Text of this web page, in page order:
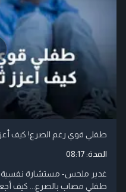
طفلي قوي رغم الصرع! كيف
المدة:08:17
غدير ملحس- مستشارة نفسية
طفلي مصاب بالصرع... كيف